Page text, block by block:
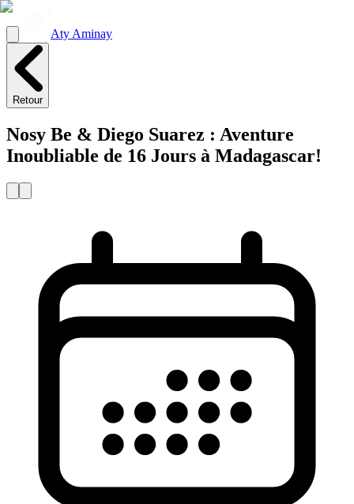
Aty Aminay
Retour
Nosy Be & Diego Suarez : Aventure
Inoubliable de 16 Jours à Madagascar!